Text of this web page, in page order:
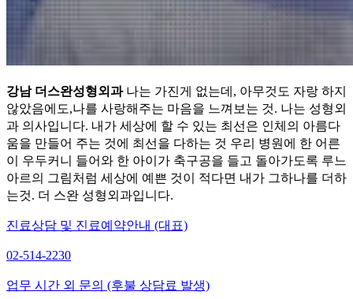
강남 더스완성형외과 나는 가진게 없는데, 아무것도 자랑 하지
않았음에도,나를 사랑해주는 마음을 느껴보는 것. 나는 성형외
과 의사입니다. 내가 세상에 할 수 있는 최선은 인체의 아름다
움을 만들어 주는 것에 최선을 다하는 것 우리 병원에 한 어른
이 우두커니 들어와 한 아이가 축구공을 들고 돌아가도록 루느
아르의 그림처럼 세상에 예쁜 것이 적다면 내가 그하나를 더하
는것. 더 스완 성형외과입니다.
진료상담 및 진료예약안내 (대표)
02-514-2230
업무 시간 외 문의 (후불 상담료 발생)